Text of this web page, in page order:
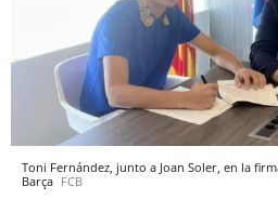
Toni Fernández, junto a Joan Soler, en la
Barça FCB